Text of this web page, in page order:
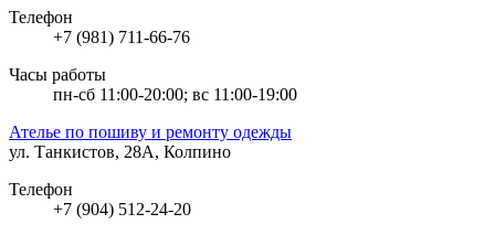
Телефон
+7 (981) 711-66-76
Часы работы
пн-сб 11:00-20:00; вс 11:00-19:00
Ателье по пошиву и ремонту одежды
ул. Танкистов, 28А, Колпино
Телефон
+7 (904) 512-24-20